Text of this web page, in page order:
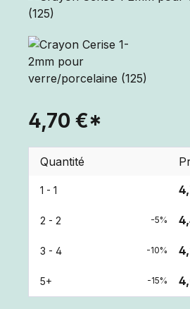
4,70 €*
Quantité
1 - 1
2 - 2 -5%
3 - 4 -10%
5+ -15%